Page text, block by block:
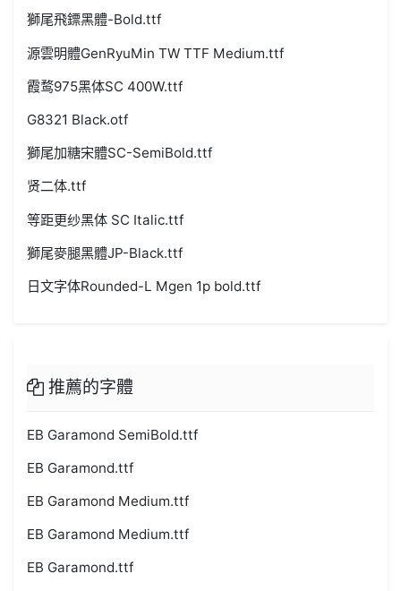
獅尾飛鏢黑體-Bold.ttf
源雲明體GenRyuMin TW TTF Medium.ttf
霞鹜975黑体SC 400W.ttf
G8321 Black.otf
獅尾加糖宋體SC-SemiBold.ttf
贤二体.ttf
等距更纱黑体 SC Italic.ttf
獅尾麥腿黑體JP-Black.ttf
日文字体Rounded-L Mgen 1p bold.ttf
推薦的字體
EB Garamond SemiBold.ttf
EB Garamond.ttf
EB Garamond Medium.ttf
EB Garamond Medium.ttf
EB Garamond.ttf